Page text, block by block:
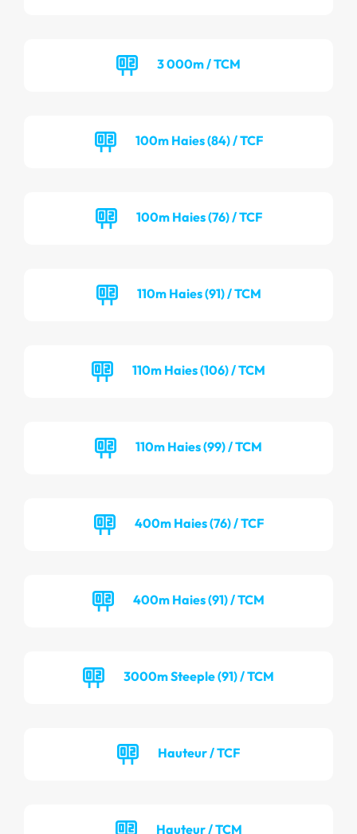
3 000m / TCM
100m Haies (84) / TCF
100m Haies (76) / TCF
110m Haies (91) / TCM
110m Haies (106) / TCM
110m Haies (99) / TCM
400m Haies (76) / TCF
400m Haies (91) / TCM
3000m Steeple (91) / TCM
Hauteur / TCF
Hauteur / TCM